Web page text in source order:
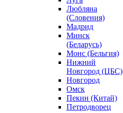
Любляна
(Словения)
Мадрид
Минск
(Беларусь)
Монс (Бельгия)
Нижний
Новгород (ЦБС)
Новгород
Омск
Пекин (Китай)
Петродворец